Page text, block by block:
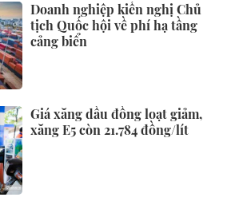
Doanh nghiệp kiến nghị Chủ
tịch Quốc hội về phí hạ tầng
cảng biển
Giá xăng dầu đồng loạt giảm,
xăng E5 còn 21.784 đồng/lít